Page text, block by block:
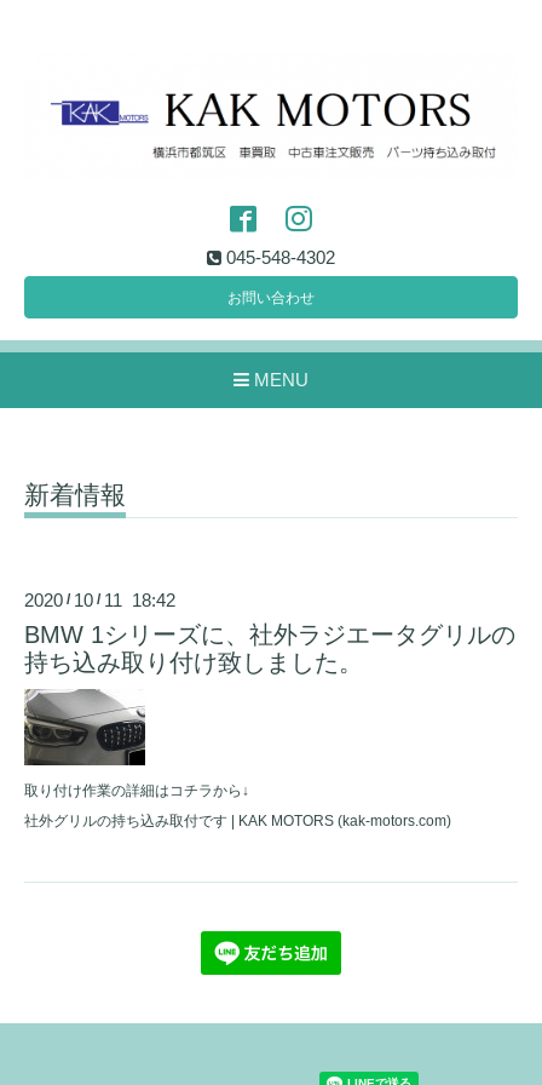
045-548-4302
お問い合わせ
MENU
新着情報
2020 / 10 / 11 18:42
BMW 1シリーズに、社外ラジエータグリルの
持ち込み取り付け致しました。
取り付け作業の詳細はコチラから↓
社外グリルの持ち込み取付です | KAK MOTORS (kak-motors.com)